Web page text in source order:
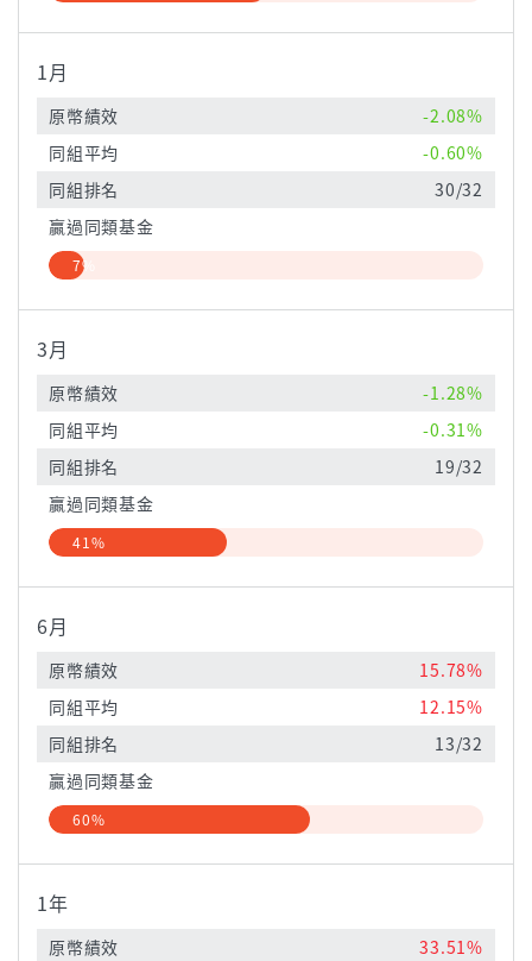
1月
原幣績效
-2.08%
同組平均
-0.60%
同組排名
30/32
贏過同類基金
7%
3月
原幣績效
-1.28%
同組平均
-0.31%
同組排名
19/32
贏過同類基金
41%
6月
原幣績效
15.78%
同組平均
12.15%
同組排名
13/32
贏過同類基金
60%
1年
原幣績效
33.51%